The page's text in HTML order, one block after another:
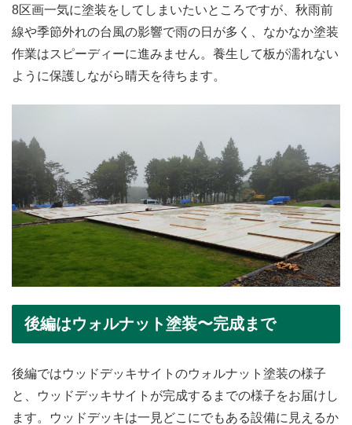
8区画一気に塗装をしてしまいたいところですが、秋雨前
線や季節外れの台風の影響で雨の日が多く、なかなか塗装
作業はスピーディーに進みません。養生して板が濡れない
ように保護しながら晴天を待ちます。
後編はウォルナット塗装〜完成まで
後編ではウッドデッキサイトのウォルナット塗装の様子
と、ウッドデッキサイトが完成するまでの様子をお届けし
ます。ウッドデッキは一見どこにでもある設備に見えるか